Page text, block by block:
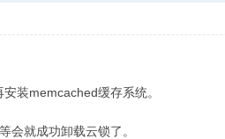
装memcached缓存系统。
会就成功卸载云锁了。